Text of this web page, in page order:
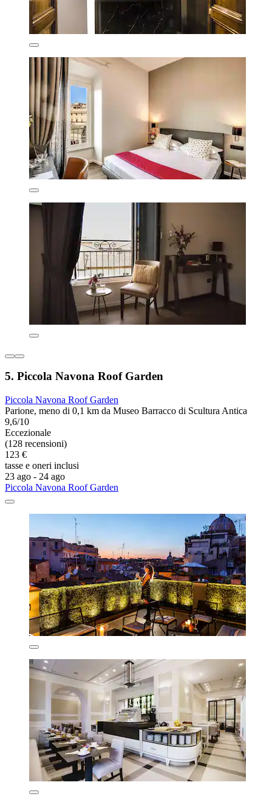
5. Piccola Navona Roof Garden
Piccola Navona Roof Garden
Parione, meno di 0,1 km da Museo Barracco di Scultura Antica
9,6/10
Eccezionale
(128 recensioni)
123 €
tasse e oneri inclusi
23 ago - 24 ago
Piccola Navona Roof Garden